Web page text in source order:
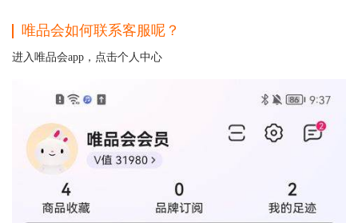
唯品会如何联系客服呢？
进入唯品会app，点击个人中心